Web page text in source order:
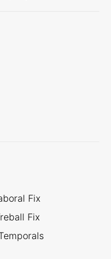
Fix
Fix